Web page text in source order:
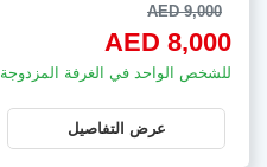
AED 9,000
AED 8,000
للشخص الواحد في الغرفة المزدوجة
عرض التفاصيل